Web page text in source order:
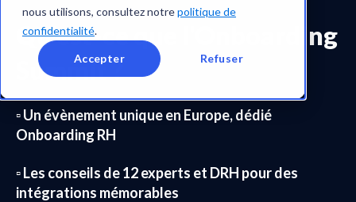
nous utilisons, consultez notrepolitique de
confidentialité.
Accepter Refuser
Qu'est-ce que l'Onboarding
Summit ?
▫️ Un évènement unique en Europe, dédié
Onboarding RH
▫️Les conseils de12 experts et DRH pour des
intégrations mémorables